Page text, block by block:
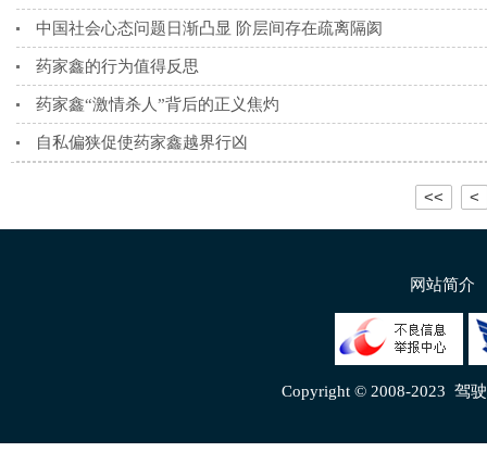
中国社会心态问题日渐凸显 阶层间存在疏离隔阂
药家鑫的行为值得反思
药家鑫“激情杀人”背后的正义焦灼
自私偏狭促使药家鑫越界行凶
<< <
网站简介
Copyright © 2008-2023 驾